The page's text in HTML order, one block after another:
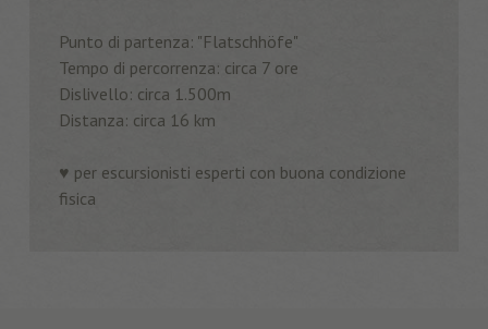
Punto di partenza: "Flatschhöfe"
Tempo di percorrenza: circa 7 ore
Dislivello: circa 1.500m
Distanza: circa 16 km
♥️ per escursionisti esperti con buona condizione
fisica